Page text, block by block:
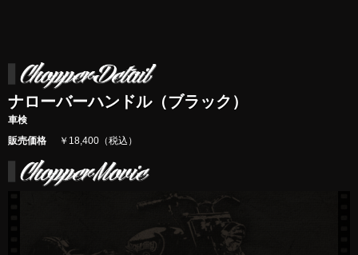
ナローバーハンドル（ブラック）
車検
販売価格
￥18,400（税込）